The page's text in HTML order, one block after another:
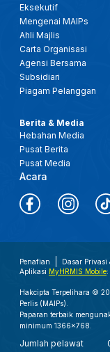
Eksekutif
Mengenai MAIPs
Ahli Majlis
Carta Organisasi
Agensi Bersama
Subsidiari
Piagam Pelanggan
Berita & Media
Hebahan Media
Pusat Berita
Pusat Media
Acara
Penafian Dasar Privasi
Aplikasi MyHRMIS Mobile
Hakcipta Terpelihara ©
Perlis (MAIPs).
Paparan terbaik
minimum 1366x768.
Jumlah pelawat